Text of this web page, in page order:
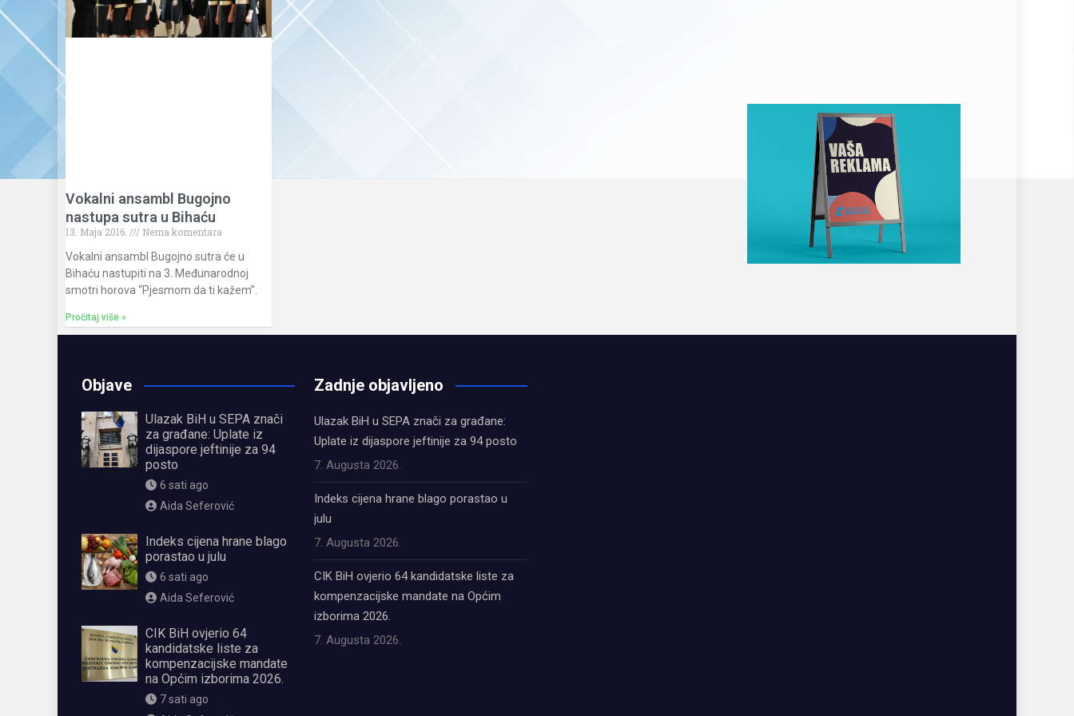
Vokalni ansambl Bugojno
nastupa sutra u Bihaću
13. Maja 2016.
Nema komentara
Vokalni ansambl Bugojno sutra će u
Bihaću nastupiti na 3. Međunarodnoj
smotri horova “Pjesmom da ti kažem”.
Pročitaj više »
Objave
Ulazak BiH u SEPA znači
za građane: Uplate iz
dijaspore jeftinije za 94
posto
6 sati ago
Aida Seferović
Indeks cijena hrane blago
porastao u julu
6 sati ago
Aida Seferović
CIK BiH ovjerio 64
kandidatske liste za
kompenzacijske mandate
na Općim izborima 2026.
7 sati ago
Zadnje objavljeno
Ulazak BiH u SEPA znači za građane:
Uplate iz dijaspore jeftinije za 94 posto
7. Augusta 2026.
Indeks cijena hrane blago porastao u
julu
7. Augusta 2026.
CIK BiH ovjerio 64 kandidatske liste za
kompenzacijske mandate na Općim
izborima 2026.
7. Augusta 2026.